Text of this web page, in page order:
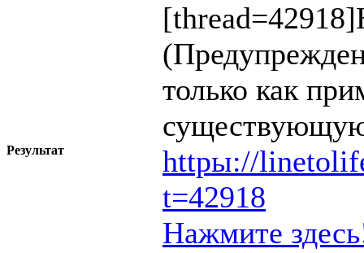
только как
Результат
httpы://
t=42918
Нажмите